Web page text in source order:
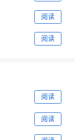
阅读
阅读
阅读
阅读